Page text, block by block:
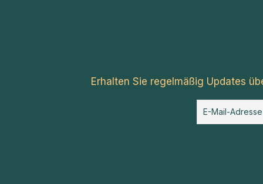
Erhalten Sie regelmäßig Updates